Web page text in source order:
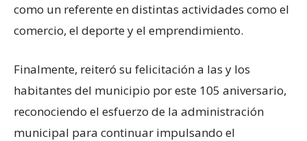
como un referente en distintas actividades como el
comercio, el deporte y el emprendimiento.
Finalmente, reiteró su felicitación a las y los
habitantes del municipio por este 105 aniversario,
reconociendo el esfuerzo de la administración
municipal para continuar impulsando el